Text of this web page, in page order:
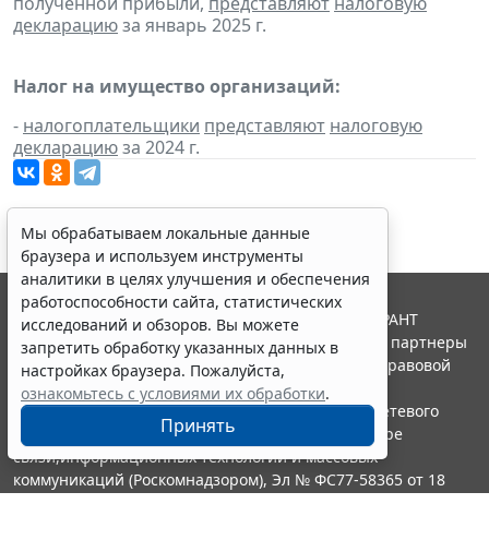
декларациюза январь 2025 г.
Налог на имущество организаций:
- налогоплательщики представляют налоговую
декларациюза 2024 г.
Мы обрабатываем локальные данные
браузера и используем инструменты
аналитики в целях улучшения и обеспечения
работоспособности сайта, статистических
исследований и обзоров. Вы можете
запретить обработку указанных данных в
настройках браузера. Пожалуйста,
ознакомьтесь с условиями их обработки.
Принять
© ООО "НПП "ГАРАНТ-СЕРВИС", 2026. Система ГАРАНТ
выпускается с 1990 года. Компания "Гарант" и ее партнеры
являются участниками Российской ассоциации правовой
информации ГАРАНТ.
Портал ГАРАНТ.РУ зарегистрирован в качестве сетевого
издания Федеральной службой по надзору в сфере
связи,информационных технологий и массовых
коммуникаций (Роскомнадзором), Эл № ФС77-58365 от 18